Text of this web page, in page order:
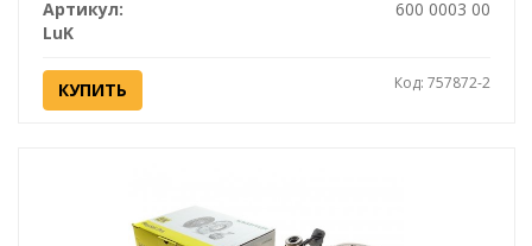
Артикул:
600 0003 00
LuK
КУПИТЬ Код: 757872-2